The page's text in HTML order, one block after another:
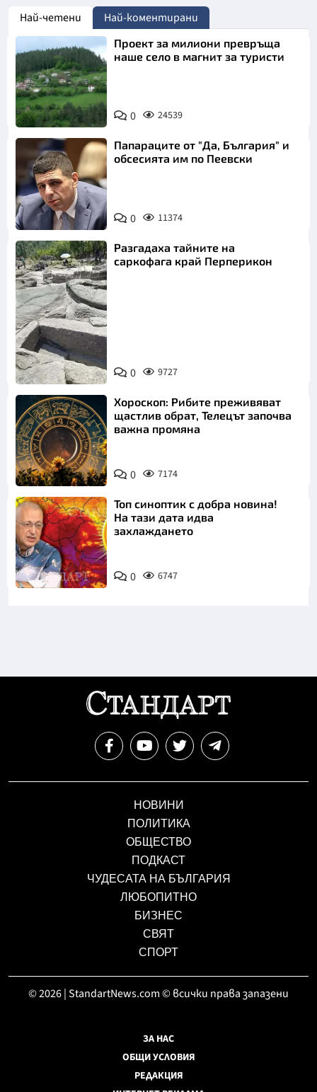
Най-четени Най-коментирани
Проект за милиони превръща
наше село в магнит за туристи
0 24539
Папараците от "Да, България" и
обсесията им по Пеевски
0 11374
Снимка:
Bulgaria ON
AIR
Разгадаха тайните на
саркофага край Перперикон
0 9727
Хороскоп: Рибите преживяват
щастлив обрат, Телецът започва
важна промяна
0 7174
Топ синоптик с добра новина!
На тази дата идва
захлаждането
0 6747
НОВИНИ
ПОЛИТИКА
ОБЩЕСТВО
ПОДКАСТ
ЧУДЕСАТА НА БЪЛГАРИЯ
ЛЮБОПИТНО
БИЗНЕС
СВЯТ
СПОРТ
© 2026 | StandartNews.com © всички права запазени
ЗА НАС
ОБЩИ УСЛОВИЯ
РЕДАКЦИЯ